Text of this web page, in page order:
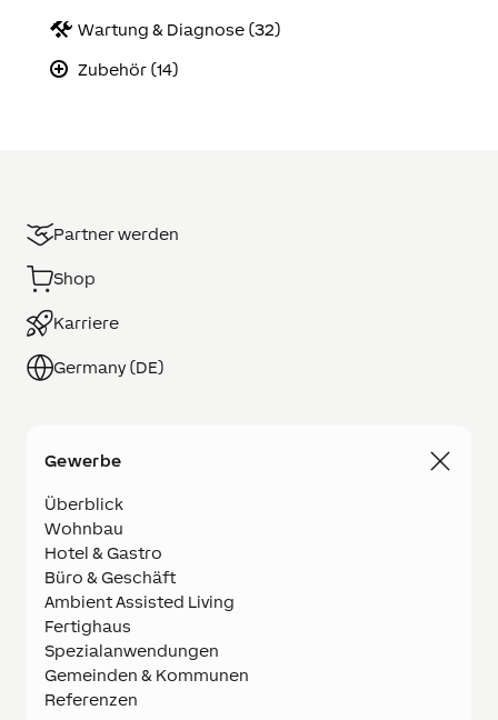
Wartung & Diagnose (32)
Zubehör (14)
Partner werden
Shop
Karriere
Germany (DE)
Gewerbe
Überblick
Wohnbau
Hotel & Gastro
Büro & Geschäft
Ambient Assisted Living
Fertighaus
Spezialanwendungen
Gemeinden & Kommunen
Referenzen